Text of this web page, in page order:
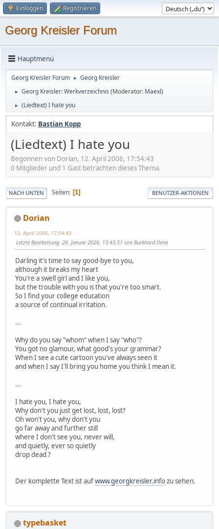
Einloggen Registrieren
Georg Kreisler Forum
Hauptmenü
Georg Kreisler Forum ► Georg Kreisler
► Georg Kreisler: Werkverzeichnis (Moderator: Maexl)
► (Liedtext) I hate you
Kontakt: Bastian Kopp
(Liedtext) I hate you
Begonnen von Dorian, 12. April 2006, 17:54:43
0 Mitglieder und 1 Gast betrachten dieses Thema.
NACH UNTEN Seiten 1 BENUTZER-AKTIONEN
Dorian
12. April 2006, 17:54:43
Letzte Bearbeitung: 26. Januar 2026, 13:43:51 von Burkhard Ihme
Darling it's time to say good-bye to you,
although it breaks my heart
You're a swell girl and I like you,
but the trouble with you is that you're too smart.
So I find your college education
a source of continual irritation.
...
Why do you say "whom" when I say "who"?
You got no glamour, what good's your grammar?
When I see a cute cartoon you've always seen it
and when I say I'll bring you home you think I mean it.
...
I hate you, I hate you,
Why don't you just get lost, lost, lost?
Oh won't you, why don't you
go far away and further still
where I don't see you, never will,
and quietly, ever so quietly
drop dead ?
Der komplette Text ist aufwww.georgkreisler.infozu sehen.
typebasket